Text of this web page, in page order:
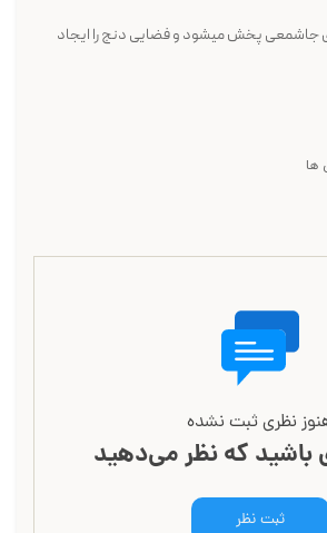
جاشمعی پخش میشود و فضایی دنج را ایجاد
ها
نظری ثبت نشده
باشید که نظر می‌دهید
ثبت نظر